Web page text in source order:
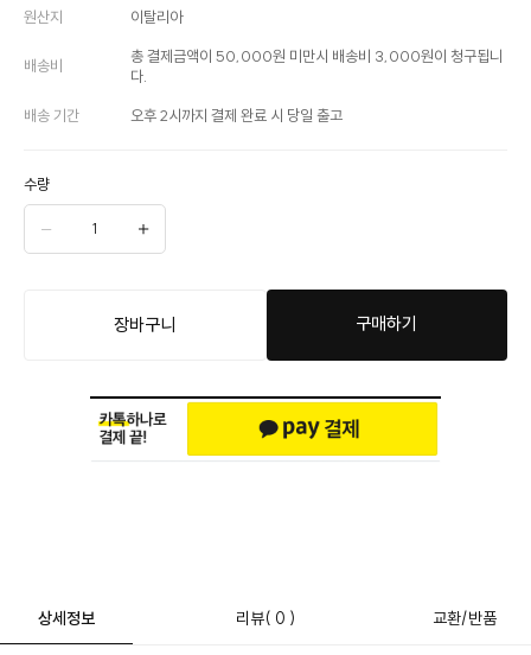
원산지 이탈리아
배송비
총 결제금액이 50,000원 미만시 배송비 3,000원이 청구됩니
다.
배송 기간 오후 2시까지 결제 완료 시 당일 출고
수량
장바구니 구매하기
상세정보 리뷰( 0 ) 교환/반품